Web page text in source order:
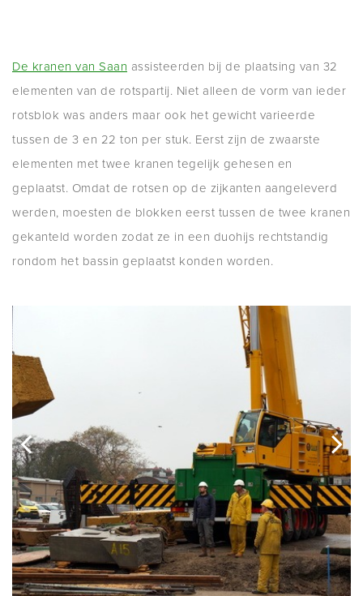
De kranen van Saan assisteerden bij de plaatsing van 32
elementen van de rotspartij. Niet alleen de vorm van ieder
rotsblok was anders maar ook het gewicht varieerde
tussen de 3 en 22 ton per stuk. Eerst zijn de zwaarste
elementen met twee kranen tegelijk gehesen en
geplaatst. Omdat de rotsen op de zijkanten aangeleverd
werden, moesten de blokken eerst tussen de twee kranen
gekanteld worden zodat ze in een duohijs rechtstandig
rondom het bassin geplaatst konden worden.